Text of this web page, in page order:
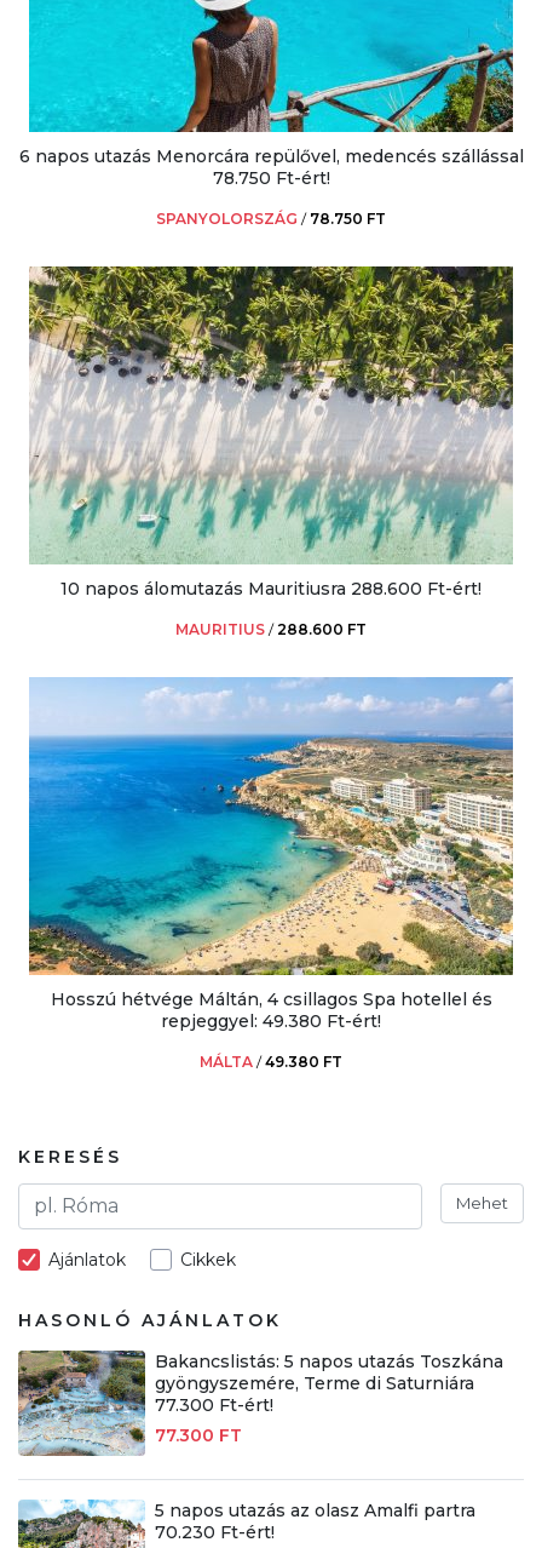
6 napos utazás Menorcára repülővel, medencés szállással
78.750 Ft-ért!
SPANYOLORSZÁG / 78.750 FT
10 napos álomutazás Mauritiusra 288.600 Ft-ért!
MAURITIUS /288.600 FT
Hosszú hétvége Máltán, 4 csillagos Spa hotellel és
repjeggyel: 49.380 Ft-ért!
MÁLTA /49.380 FT
KERESÉS
Mehet
Ajánlatok Cikkek
HASONLÓ AJÁNLATOK
Bakancslistás: 5 napos utazás Toszkána
gyöngyszemére, Terme di Saturniára
77.300 Ft-ért!
77.300 FT
5 napos utazás az olasz Amalfi partra
70.230 Ft-ért!